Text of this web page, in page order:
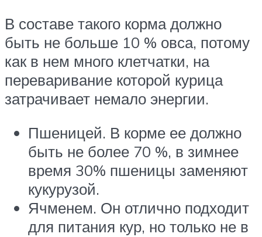
В составе такого корма должно
быть не больше 10 % овса, потому
как в нем много клетчатки, на
переваривание которой курица
затрачивает немало энергии.
Пшеницей. В корме ее должно
быть не более 70 %, в зимнее
время 30% пшеницы заменяют
кукурузой.
Ячменем. Он отлично подходит
для питания кур, но только не в